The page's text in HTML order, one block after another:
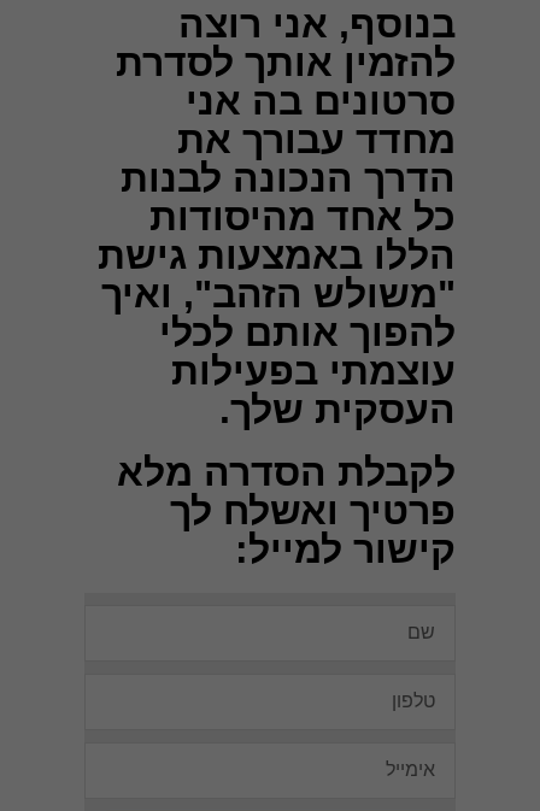
בנוסף, אני רוצה
להזמין אותך לסדרת
סרטונים בה אני
מחדד עבורך את
הדרך הנכונה לבנות
כל אחד מהיסודות
הללו באמצעות גישת
"משולש הזהב", ואיך
להפוך אותם לכלי
עוצמתי בפעילות
העסקית שלך.
לקבלת הסדרה מלא
פרטיך ואשלח לך
קישור למייל:
חיוניות
עוגיות אלו
אופציונליות.
הן דרושות
כדי שהאתר
יעבוד כראוי.